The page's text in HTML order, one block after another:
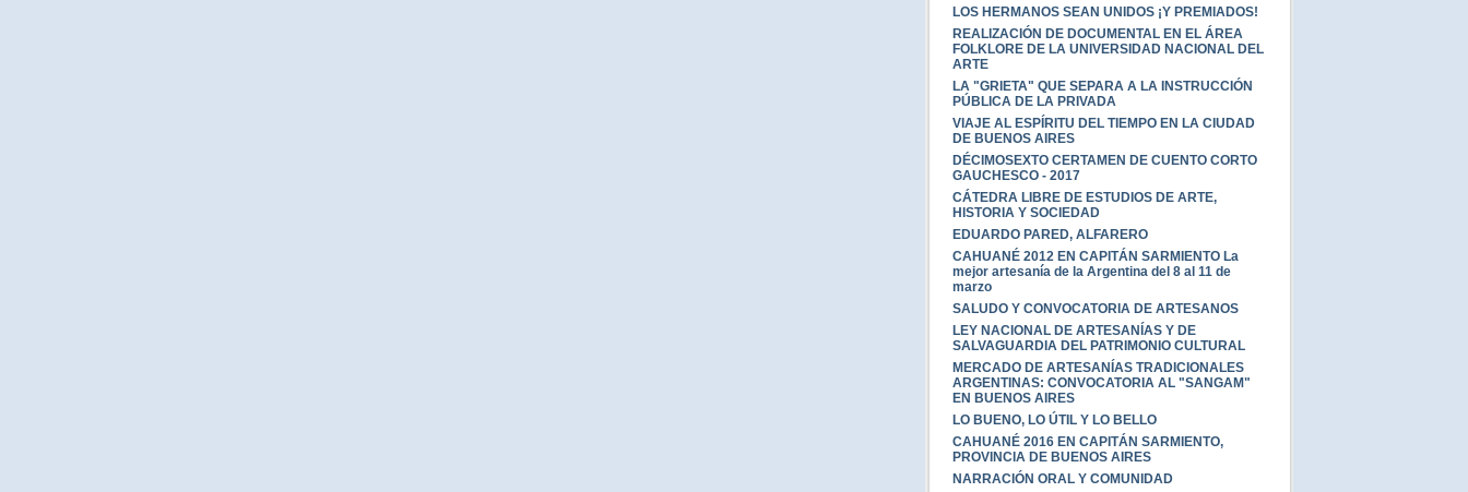
LOS HERMANOS SEAN UNIDOS ¡Y PREMIADOS!
REALIZACIÓN DE DOCUMENTAL EN EL ÁREA
FOLKLORE DE LA UNIVERSIDAD NACIONAL DEL
ARTE
LA "GRIETA" QUE SEPARA A LA INSTRUCCIÓN
PÚBLICA DE LA PRIVADA
VIAJE AL ESPÍRITU DEL TIEMPO EN LA CIUDAD
DE BUENOS AIRES
DÉCIMOSEXTO CERTAMEN DE CUENTO CORTO
GAUCHESCO - 2017
CÁTEDRA LIBRE DE ESTUDIOS DE ARTE,
HISTORIA Y SOCIEDAD
EDUARDO PARED, ALFARERO
CAHUANÉ 2012 EN CAPITÁN SARMIENTO La
mejor artesanía de la Argentina del 8 al 11 de
marzo
SALUDO Y CONVOCATORIA DE ARTESANOS
LEY NACIONAL DE ARTESANÍAS Y DE
SALVAGUARDIA DEL PATRIMONIO CULTURAL
MERCADO DE ARTESANÍAS TRADICIONALES
ARGENTINAS: CONVOCATORIA AL "SANGAM"
EN BUENOS AIRES
LO BUENO, LO ÚTIL Y LO BELLO
CAHUANÉ 2016 EN CAPITÁN SARMIENTO,
PROVINCIA DE BUENOS AIRES
NARRACIÓN ORAL Y COMUNIDAD